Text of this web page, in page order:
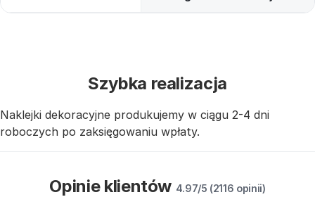
Szybka realizacja
Naklejki dekoracyjne produkujemy w ciągu 2-4 dni
roboczych po zaksięgowaniu wpłaty.
Opinie klientów 4.97/5 (2116 opinii)